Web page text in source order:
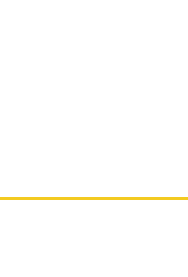
Sok. No3/A Kadıköy İstanbul